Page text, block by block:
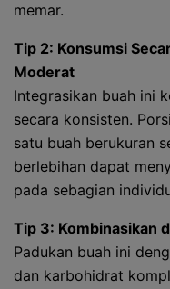
memar.
Tip 2: Konsumsi
Moderat
Integrasikan buah ini
secara konsisten.
satu buah berukuran
berlebihan dapat
pada sebagian
Tip 3: Kombinasikan
Padukan buah ini
dan karbohidrat